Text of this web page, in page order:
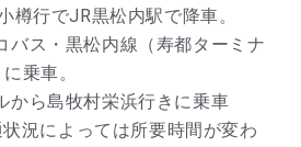
樽行でJR黒松内駅で降車。
バス・黒松内線（寿都ターミナ
乗車。
から島牧村栄浜行きに乗車
況によっては所要時間が変わ